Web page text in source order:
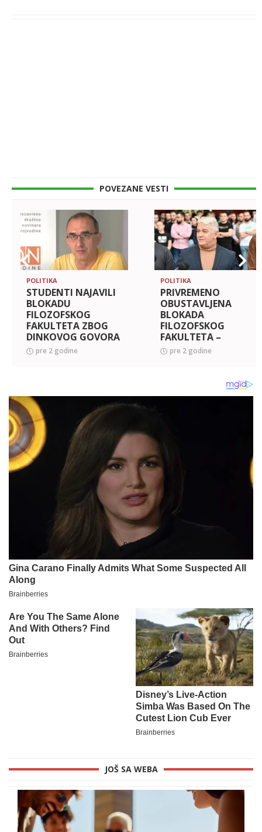
POVEZANE VESTI
POLITIKA
STUDENTI NAJAVILI
BLOKADU
FILOZOFSKOG
FAKULTETA ZBOG
DINKOVOG GOVORA
MRŽNJE (VIDEO)
pre 2 godine
POLITIKA
PRIVREMENO
OBUSTAVLJENA
BLOKADA
FILOZOFSKOG
FAKULTETA –
REKTOR
NOVOSADSKOG
OSUDIO GOVOR
MRŽNJE DINKA
pre 2 godine
JOŠ SA WEBA